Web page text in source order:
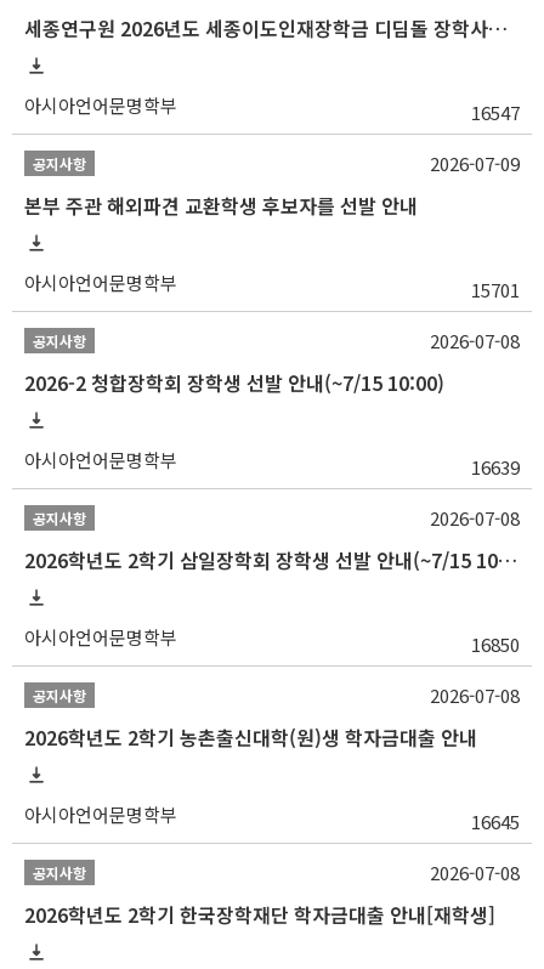
세종연구원 2026년도 세종이도인재장학금 디딤돌 장학사업 학자금대출 관련분야(원금상환, 이자지원) 신청 사업 안내
아시아언어문명학부 16547
공지사항
본부 주관 해외파견 교환학생 후보자를 선발 안내
아시아언어문명학부 15701
2026-07-09
공지사항
2026-2 청합장학회 장학생 선발 안내(~7/15 10:00)
아시아언어문명학부 16639
2026-07-08
공지사항
2026학년도 2학기 삼일장학회 장학생 선발 안내(~7/15 10:00)
아시아언어문명학부 16850
2026-07-08
공지사항
2026학년도 2학기 농촌출신대학(원)생 학자금대출 안내
아시아언어문명학부 16645
2026-07-08
공지사항
2026학년도 2학기 한국장학재단 학자금대출 안내[재학생]
2026-07-08